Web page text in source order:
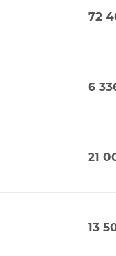
72
6
21
13